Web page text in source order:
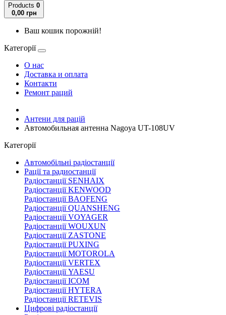
Products 0
0,00 грн
Ваш кошик порожній!
Категорії
О нас
Доставка и оплата
Контакти
Ремонт раций
Антени для рацій
Автомобильная антенна Nagoya UT-108UV
Категорії
Автомобільні радіостанції
Рації та радиостанції
Радіостанції SENHAIX
Радіостанції KENWOOD
Радіостанції BAOFENG
Радіостанції QUANSHENG
Радіостанції VOYAGER
Радіостанції WOUXUN
Радіостанції ZASTONE
Радіостанції PUXING
Радіостанції MOTOROLA
Радіостанції VERTEX
Радіостанції YAESU
Радіостанції ICOM
Радіостанції HYTERA
Радіостанції RETEVIS
Цифрові радіостанції